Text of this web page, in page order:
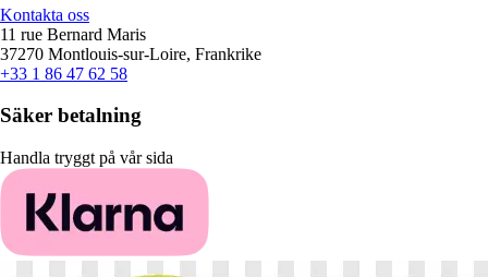
Kontakta oss
11 rue Bernard Maris
37270 Montlouis-sur-Loire, Frankrike
+33 1 86 47 62 58
Säker betalning
Handla tryggt på vår sida